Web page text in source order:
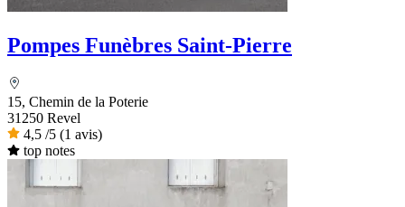
Pompes Funèbres Saint-Pierre
15, Chemin de la Poterie
31250 Revel
4,5 /5 (1 avis)
top notes